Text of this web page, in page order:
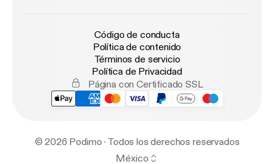
Código de conducta
Política de contenido
Términos de servicio
Política de Privacidad
Página con Certificado SSL
© 2026 Podimo · Todos los derechos reservados
México